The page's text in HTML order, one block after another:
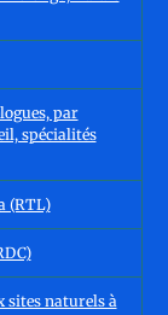
par
spécialités
(RTL)
sites naturels à